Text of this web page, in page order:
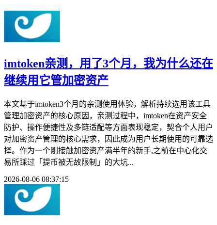
imtoken亲测，用了3个月，我为什么还在
继续用它管加密资产
本文基于imtoken3个月的亲测使用体验，解析持续选用该工具
管理加密资产的核心原因，亲测过程中，imtoken在资产安全
防护、操作便捷性及多链适配等方面表现稳定，契合个人用户
对加密资产管理的核心需求，因此成为用户长期使用的可靠选
择。作为一个刚接触加密资产满半年的新手,之前在中心化交
易所踩过「提币被无故限制」的大坑...
2026-08-06 08:37:15